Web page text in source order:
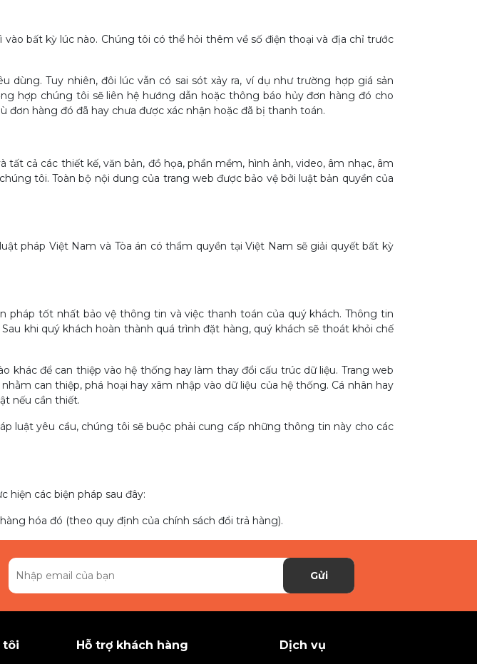
bất kỳ lúc nào. Chúng tôi có thể hỏi thêm về số điện thoại và địa chỉ trước
Tuy nhiên, đôi lúc vẫn có sai sót xảy ra, ví dụ như trường hợp giá sản
hợp chúng tôi sẽ liên hệ hướng dẫn hoặc thông báo hủy đơn hàng đó cho
hàng đó đã hay chưa được xác nhận hoặc đã bị thanh toán.
cả các thiết kế, văn bản, đồ họa, phần mềm, hình ảnh, video, âm nhạc, âm
tôi. Toàn bộ nội dung của trang web được bảo vệ bởi luật bản quyền của
pháp Việt Nam và Tòa án có thẩm quyền tại Việt Nam sẽ giải quyết bất kỳ
tốt nhất bảo vệ thông tin và việc thanh toán của quý khách. Thông tin
khi quý khách hoàn thành quá trình đặt hàng, quý khách sẽ thoát khỏi chế
để can thiệp vào hệ thống hay làm thay đổi cấu trúc dữ liệu. Trang web
can thiệp, phá hoại hay xâm nhập vào dữ liệu của hệ thống. Cá nhân hay
nếu cần thiết.
luật yêu cầu, chúng tôi sẽ buộc phải cung cấp những thông tin này cho các
hiện các biện pháp sau đây:
hóa đó (theo quy định của chính sách đổi trả hàng).
Gửi
tôi Hỗ trợ khách hàng Dịch vụ